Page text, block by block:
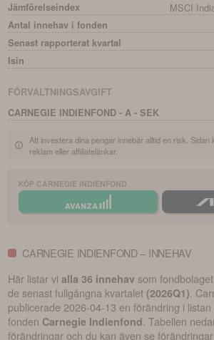
Jämförelseindex MSCI
Antal innehav i fonden
Senast rapporterat kvartal
Isin
FÖRVALTNINGSAVGIFT
CARNEGIE INDIENFOND - A - SEK
Att investera dina pengar innebär alltid en risk. Sidan
reklam eller affiliatelänkar.
KÖP CARNEGIE INDIENFOND
CARNEGIE INDIENFOND – INNEHAV
Här listar vialla 36 innehav som
de senast fullgångna kvartalet (2026Q1).
publicerade2026-04-13 en förändring i
fonden Carnegie Indienfond. Tabellen
förändringar och du kan även se